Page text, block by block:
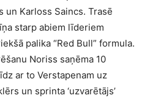
un Karloss Saincs. Trasē
starp abiem līderiem
palika “Red Bull” formula.
Noriss saņēma 10
ar to Verstapenam uz
un sprinta ‘uzvarētājs’